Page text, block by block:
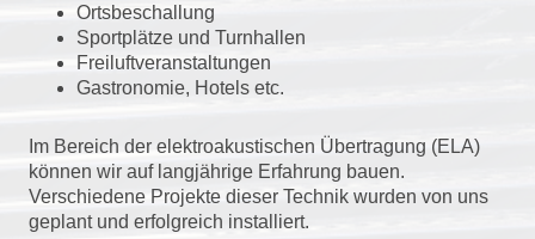
Ortsbeschallung
Sportplätze und Turnhallen
Freiluftveranstaltungen
Gastronomie, Hotels etc.
Im Bereich der elektroakustischen Übertragung (ELA)
können wir auf langjährige Erfahrung bauen.
Verschiedene Projekte dieser Technik wurden von uns
geplant und erfolgreich installiert.